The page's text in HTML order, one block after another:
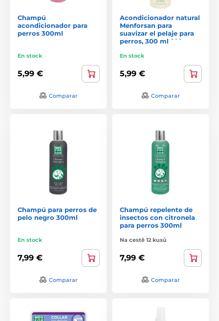
Champú
acondicionador para
perros 300ml
En stock
5,99 €
Comparar
Acondicionador natural
Menforsan para
suavizar el pelaje para
perros, 300 ml ```
En stock
5,99 €
Comparar
Champú para perros de
pelo negro 300ml
En stock
7,99 €
Comparar
Champú repelente de
insectos con citronela
para perros 300ml
Na cestě 12 kusů
7,99 €
Comparar